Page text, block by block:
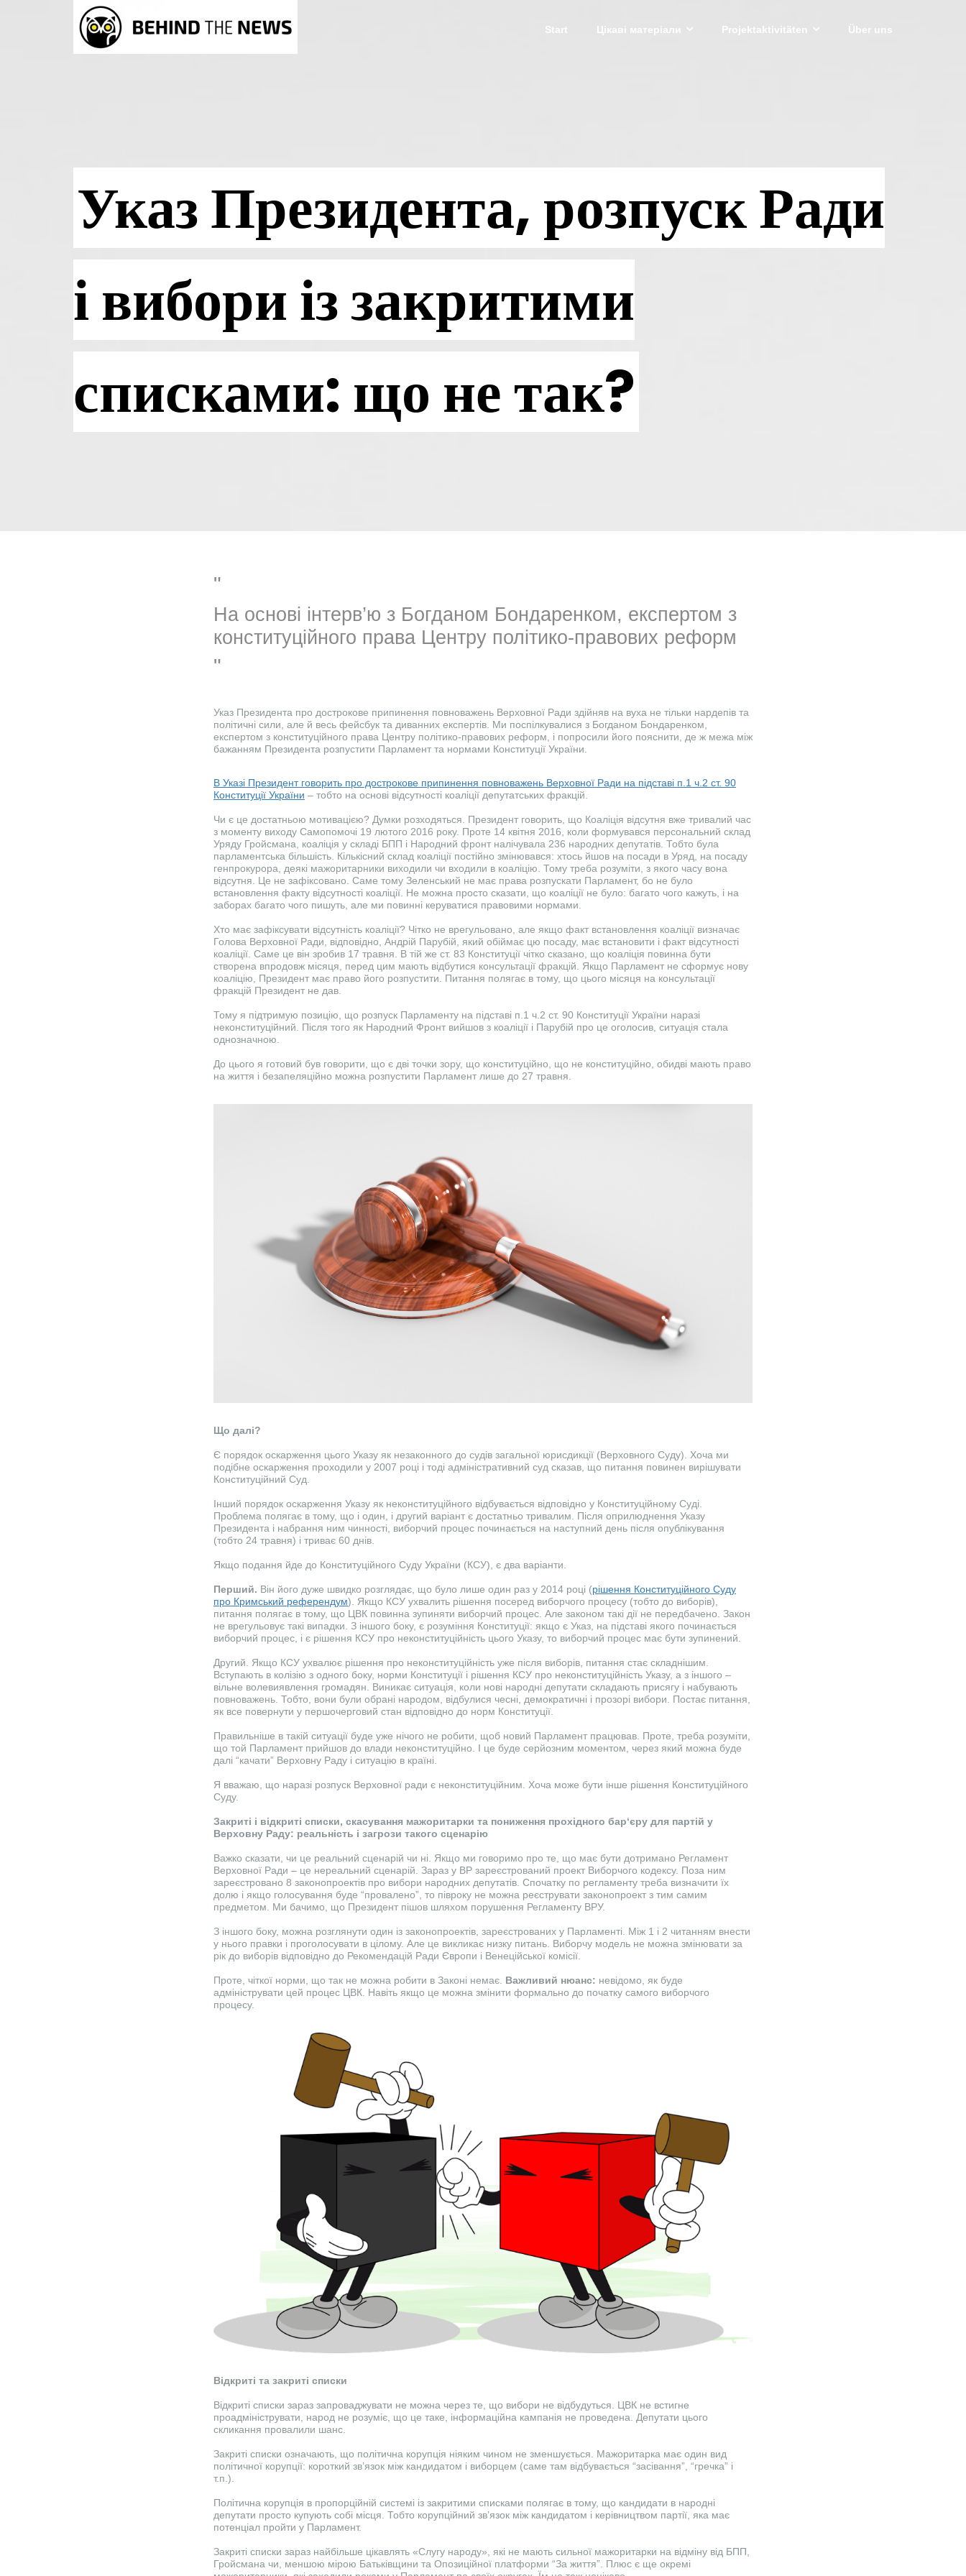
Start Цікаві матеріали Projektaktivitäten Über uns
Указ Президента, розпуск Ради
і вибори із закритими
списками: що не так?
На основі інтерв’ю з Богданом Бондаренком, експертом з
конституційного права Центру політико-правових реформ
Указ Президента про дострокове припинення повноважень Верховної Ради здійняв на вуха не тільки нардепів та
політичні сили, але й весь фейсбук та диванних експертів. Ми поспілкувалися з Богданом Бондаренком,
експертом з конституційного права Центру політико-правових реформ, і попросили його пояснити, де ж межа між
бажанням Президента розпустити Парламент та нормами Конституції України.
В Указі Президент говорить про дострокове припинення повноважень Верховної Ради на підставі п.1 ч.2 ст. 90
Конституції України – тобто на основі відсутності коаліції депутатських фракцій.
Чи є це достатньою мотивацією? Думки розходяться. Президент говорить, що Коаліція відсутня вже тривалий час
з моменту виходу Самопомочі 19 лютого 2016 року. Проте 14 квітня 2016, коли формувався персональний склад
Уряду Гройсмана, коаліція у складі БПП і Народний фронт налічувала 236 народних депутатів. Тобто була
парламентська більшість. Кількісний склад коаліції постійно змінювався: хтось йшов на посади в Уряд, на посаду
генпрокурора, деякі мажоритарники виходили чи входили в коаліцію. Тому треба розуміти, з якого часу вона
відсутня. Це не зафіксовано. Саме тому Зеленський не має права розпускати Парламент, бо не було
встановлення факту відсутності коаліції. Не можна просто сказати, що коаліції не було: багато чого кажуть, і на
заборах багато чого пишуть, але ми повинні керуватися правовими нормами.
Хто має зафіксувати відсутність коаліції? Чітко не врегульовано, але якщо факт встановлення коаліції визначає
Голова Верховної Ради, відповідно, Андрій Парубій, який обіймає цю посаду, має встановити і факт відсутності
коаліції. Саме це він зробив 17 травня. В тій же ст. 83 Конституції чітко сказано, що коаліція повинна бути
створена впродовж місяця, перед цим мають відбутися консультації фракцій. Якщо Парламент не сформує нову
коаліцію, Президент має право його розпустити. Питання полягає в тому, що цього місяця на консультації
фракцій Президент не дав.
Тому я підтримую позицію, що розпуск Парламенту на підставі п.1 ч.2 ст. 90 Конституції України наразі
неконституційний. Після того як Народний Фронт вийшов з коаліції і Парубій про це оголосив, ситуація стала
однозначною.
До цього я готовий був говорити, що є дві точки зору, що конституційно, що не конституційно, обидві мають право
на життя і безапеляційно можна розпустити Парламент лише до 27 травня.
Що далі?
Є порядок оскарження цього Указу як незаконного до судів загальної юрисдикції (Верховного Суду). Хоча ми
подібне оскарження проходили у 2007 році і тоді адміністративний суд сказав, що питання повинен вирішувати
Конституційний Суд.
Інший порядок оскарження Указу як неконституційного відбувається відповідно у Конституційному Суді.
Проблема полягає в тому, що і один, і другий варіант є достатньо тривалим. Після оприлюднення Указу
Президента і набрання ним чинності, виборчий процес починається на наступний день після опублікування
(тобто 24 травня) і триває 60 днів.
Якщо подання йде до Конституційного Суду України (КСУ), є два варіанти.
Перший. Він його дуже швидко розглядає, що було лише один раз у 2014 році (рішення Конституційного Суду
про Кримський референдум). Якщо КСУ ухвалить рішення посеред виборчого процесу (тобто до виборів),
питання полягає в тому, що ЦВК повинна зупиняти виборчий процес. Але законом такі дії не передбачено. Закон
не врегульовує такі випадки. З іншого боку, є розуміння Конституції: якщо є Указ, на підставі якого починається
виборчий процес, і є рішення КСУ про неконституційність цього Указу, то виборчий процес має бути зупинений.
Другий. Якщо КСУ ухвалює рішення про неконституційність уже після виборів, питання стає складнішим.
Вступають в колізію з одного боку, норми Конституції і рішення КСУ про неконституційність Указу, а з іншого –
вільне волевиявлення громадян. Виникає ситуація, коли нові народні депутати складають присягу і набувають
повноважень. Тобто, вони були обрані народом, відбулися чесні, демократичні і прозорі вибори. Постає питання,
як все повернути у першочерговий стан відповідно до норм Конституції.
Правильніше в такій ситуації буде уже нічого не робити, щоб новий Парламент працював. Проте, треба розуміти,
що той Парламент прийшов до влади неконституційно. І це буде серйозним моментом, через який можна буде
далі “качати” Верховну Раду і ситуацію в країні.
Я вважаю, що наразі розпуск Верховної ради є неконституційним. Хоча може бути інше рішення Конституційного
Суду.
Закриті і відкриті списки, скасування мажоритарки та пониження прохідного бар‘єру для партій у
Верховну Раду: реальність і загрози такого сценарію
Важко сказати, чи це реальний сценарій чи ні. Якщо ми говоримо про те, що має бути дотримано Регламент
Верховної Ради – це нереальний сценарій. Зараз у ВР зареєстрований проект Виборчого кодексу. Поза ним
зареєстровано 8 законопроектів про вибори народних депутатів. Спочатку по регламенту треба визначити їх
долю і якщо голосування буде “провалено”, то півроку не можна реєструвати законопроект з тим самим
предметом. Ми бачимо, що Президент пішов шляхом порушення Регламенту ВРУ.
З іншого боку, можна розглянути один із законопроектів, зареєстрованих у Парламенті. Між 1 і 2 читанням внести
у нього правки і проголосувати в цілому. Але це викликає низку питань. Виборчу модель не можна змінювати за
рік до виборів відповідно до Рекомендацій Ради Європи і Венеційської комісії.
Проте, чіткої норми, що так не можна робити в Законі немає. Важливий нюанс: невідомо, як буде
адмініструвати цей процес ЦВК. Навіть якщо це можна змінити формально до початку самого виборчого
процесу.
Відкриті та закриті списки
Відкриті списки зараз запроваджувати не можна через те, що вибори не відбудуться. ЦВК не встигне
проадмініструвати, народ не розуміє, що це таке, інформаційна кампанія не проведена. Депутати цього
скликання провалили шанс.
Закриті списки означають, що політична корупція ніяким чином не зменшується. Мажоритарка має один вид
політичної корупції: короткий зв’язок між кандидатом і виборцем (саме там відбувається “засівання”, “гречка” і
т.п.).
Політична корупція в пропорційній системі із закритими списками полягає в тому, що кандидати в народні
депутати просто купують собі місця. Тобто корупційний зв’язок між кандидатом і керівництвом партії, яка має
потенціал пройти у Парламент.
Закриті списки зараз найбільше цікавлять «Слугу народу», які не мають сильної мажоритарки на відміну від БПП,
Гройсмана чи, меншою мірою Батьківщини та Опозиційної платформи “За життя”. Плюс є ще окремі